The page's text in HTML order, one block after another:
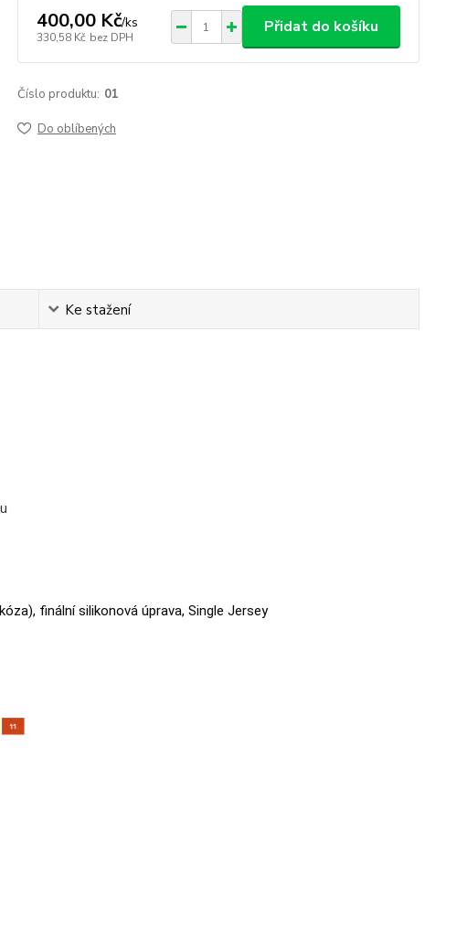
400,00 Kč/ks
330,58 Kč bez DPH
Přidat do košíku
Číslo produktu: 01
Do oblíbených
Ke stažení
finální silikonová úprava, Single Jersey